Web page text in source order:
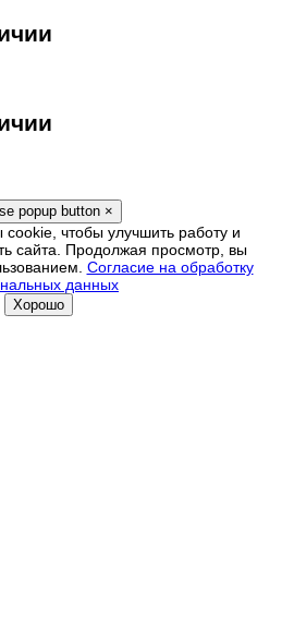
×
чтобы улучшить работу и
сайта. Продолжая просмотр, вы
Согласие на обработку
данных
Хорошо